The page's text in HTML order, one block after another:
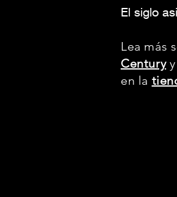
El siglo
Lea más
Centuryy
en la